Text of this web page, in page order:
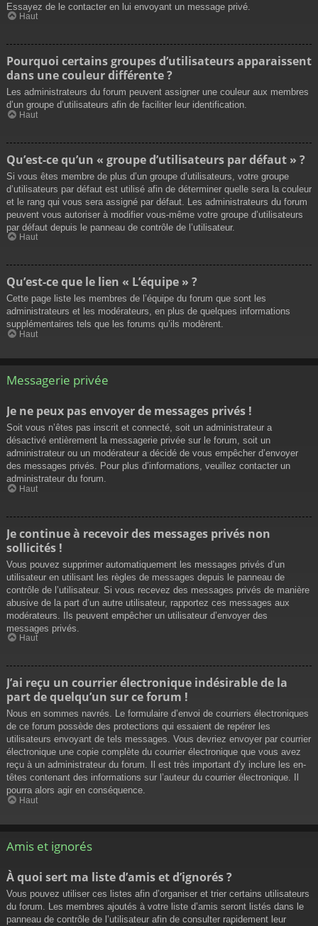
Essayez de le contacter en lui envoyant un message privé.
Haut
Pourquoi certains groupes d’utilisateurs apparaissent
dans une couleur différente ?
Les administrateurs du forum peuvent assigner une couleur aux membres
d’un groupe d’utilisateurs afin de faciliter leur identification.
Haut
Qu’est-ce qu’un « groupe d’utilisateurs par défaut » ?
Si vous êtes membre de plus d’un groupe d’utilisateurs, votre groupe
d’utilisateurs par défaut est utilisé afin de déterminer quelle sera la couleur
et le rang qui vous sera assigné par défaut. Les administrateurs du forum
peuvent vous autoriser à modifier vous-même votre groupe d’utilisateurs
par défaut depuis le panneau de contrôle de l’utilisateur.
Haut
Qu’est-ce que le lien « L’équipe » ?
Cette page liste les membres de l’équipe du forum que sont les
administrateurs et les modérateurs, en plus de quelques informations
supplémentaires tels que les forums qu’ils modèrent.
Haut
Messagerie privée
Je ne peux pas envoyer de messages privés !
Soit vous n’êtes pas inscrit et connecté, soit un administrateur a
désactivé entièrement la messagerie privée sur le forum, soit un
administrateur ou un modérateur a décidé de vous empêcher d’envoyer
des messages privés. Pour plus d’informations, veuillez contacter un
administrateur du forum.
Haut
Je continue à recevoir des messages privés non
sollicités !
Vous pouvez supprimer automatiquement les messages privés d’un
utilisateur en utilisant les règles de messages depuis le panneau de
contrôle de l’utilisateur. Si vous recevez des messages privés de manière
abusive de la part d’un autre utilisateur, rapportez ces messages aux
modérateurs. Ils peuvent empêcher un utilisateur d’envoyer des
messages privés.
Haut
J’ai reçu un courrier électronique indésirable de la
part de quelqu’un sur ce forum !
Nous en sommes navrés. Le formulaire d’envoi de courriers électroniques
de ce forum possède des protections qui essaient de repérer les
utilisateurs envoyant de tels messages. Vous devriez envoyer par courrier
électronique une copie complète du courrier électronique que vous avez
reçu à un administrateur du forum. Il est très important d’y inclure les en-
têtes contenant des informations sur l’auteur du courrier électronique. Il
pourra alors agir en conséquence.
Haut
Amis et ignorés
À quoi sert ma liste d’amis et d’ignorés ?
Vous pouvez utiliser ces listes afin d’organiser et trier certains utilisateurs
du forum. Les membres ajoutés à votre liste d’amis seront listés dans le
panneau de contrôle de l’utilisateur afin de consulter rapidement leur